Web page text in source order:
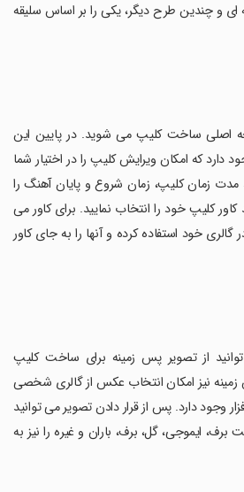
ای و چندین طرح دیگر، یکی را بر اساس سلیقه
اصلی ساخت کلیپ می شوید. در پایین این
که امکان ویرایش کلیپ را در اختیار شما
مدت زمان کلیپ، زمان شروع و پایان آهنگ را
کلیپ خود را انتخاب نمایید. برای کاور می
خود استفاده کرده و آنها را به جای کاور
از تصویر پس زمینه برای ساخت کلیپ
زمینه نیز امکان انتخاب عکس از گالری شخصی
وجود دارد. پس از قرار دادن تصویر می توانید
ایموجی، گل، برف، باران و غیره را نیز به